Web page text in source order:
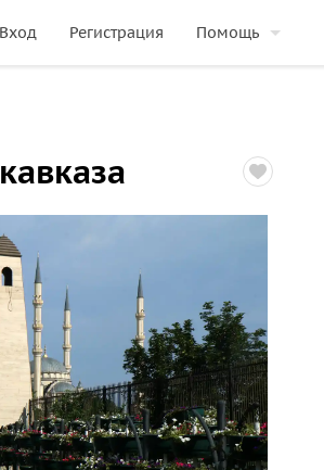
Вход Регистрация Помощь